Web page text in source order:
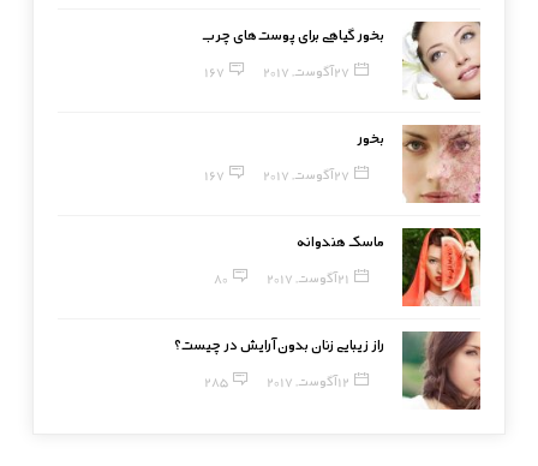
بخور گیاهی برای پوست‌های چرب
27 آگوست, 2017 167
بخور
27 آگوست, 2017 167
ماسک هندوانه
21 آگوست, 2017 80
راز زیبایی زنان بدون آرایش در چیست؟
12 آگوست, 2017 285